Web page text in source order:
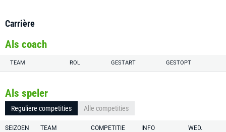
Carrière
Als coach
TEAM ROL GESTART GESTOPT
Als speler
Reguliere competities Alle competities
SEIZOEN TEAM COMPETITIE INFO WED.